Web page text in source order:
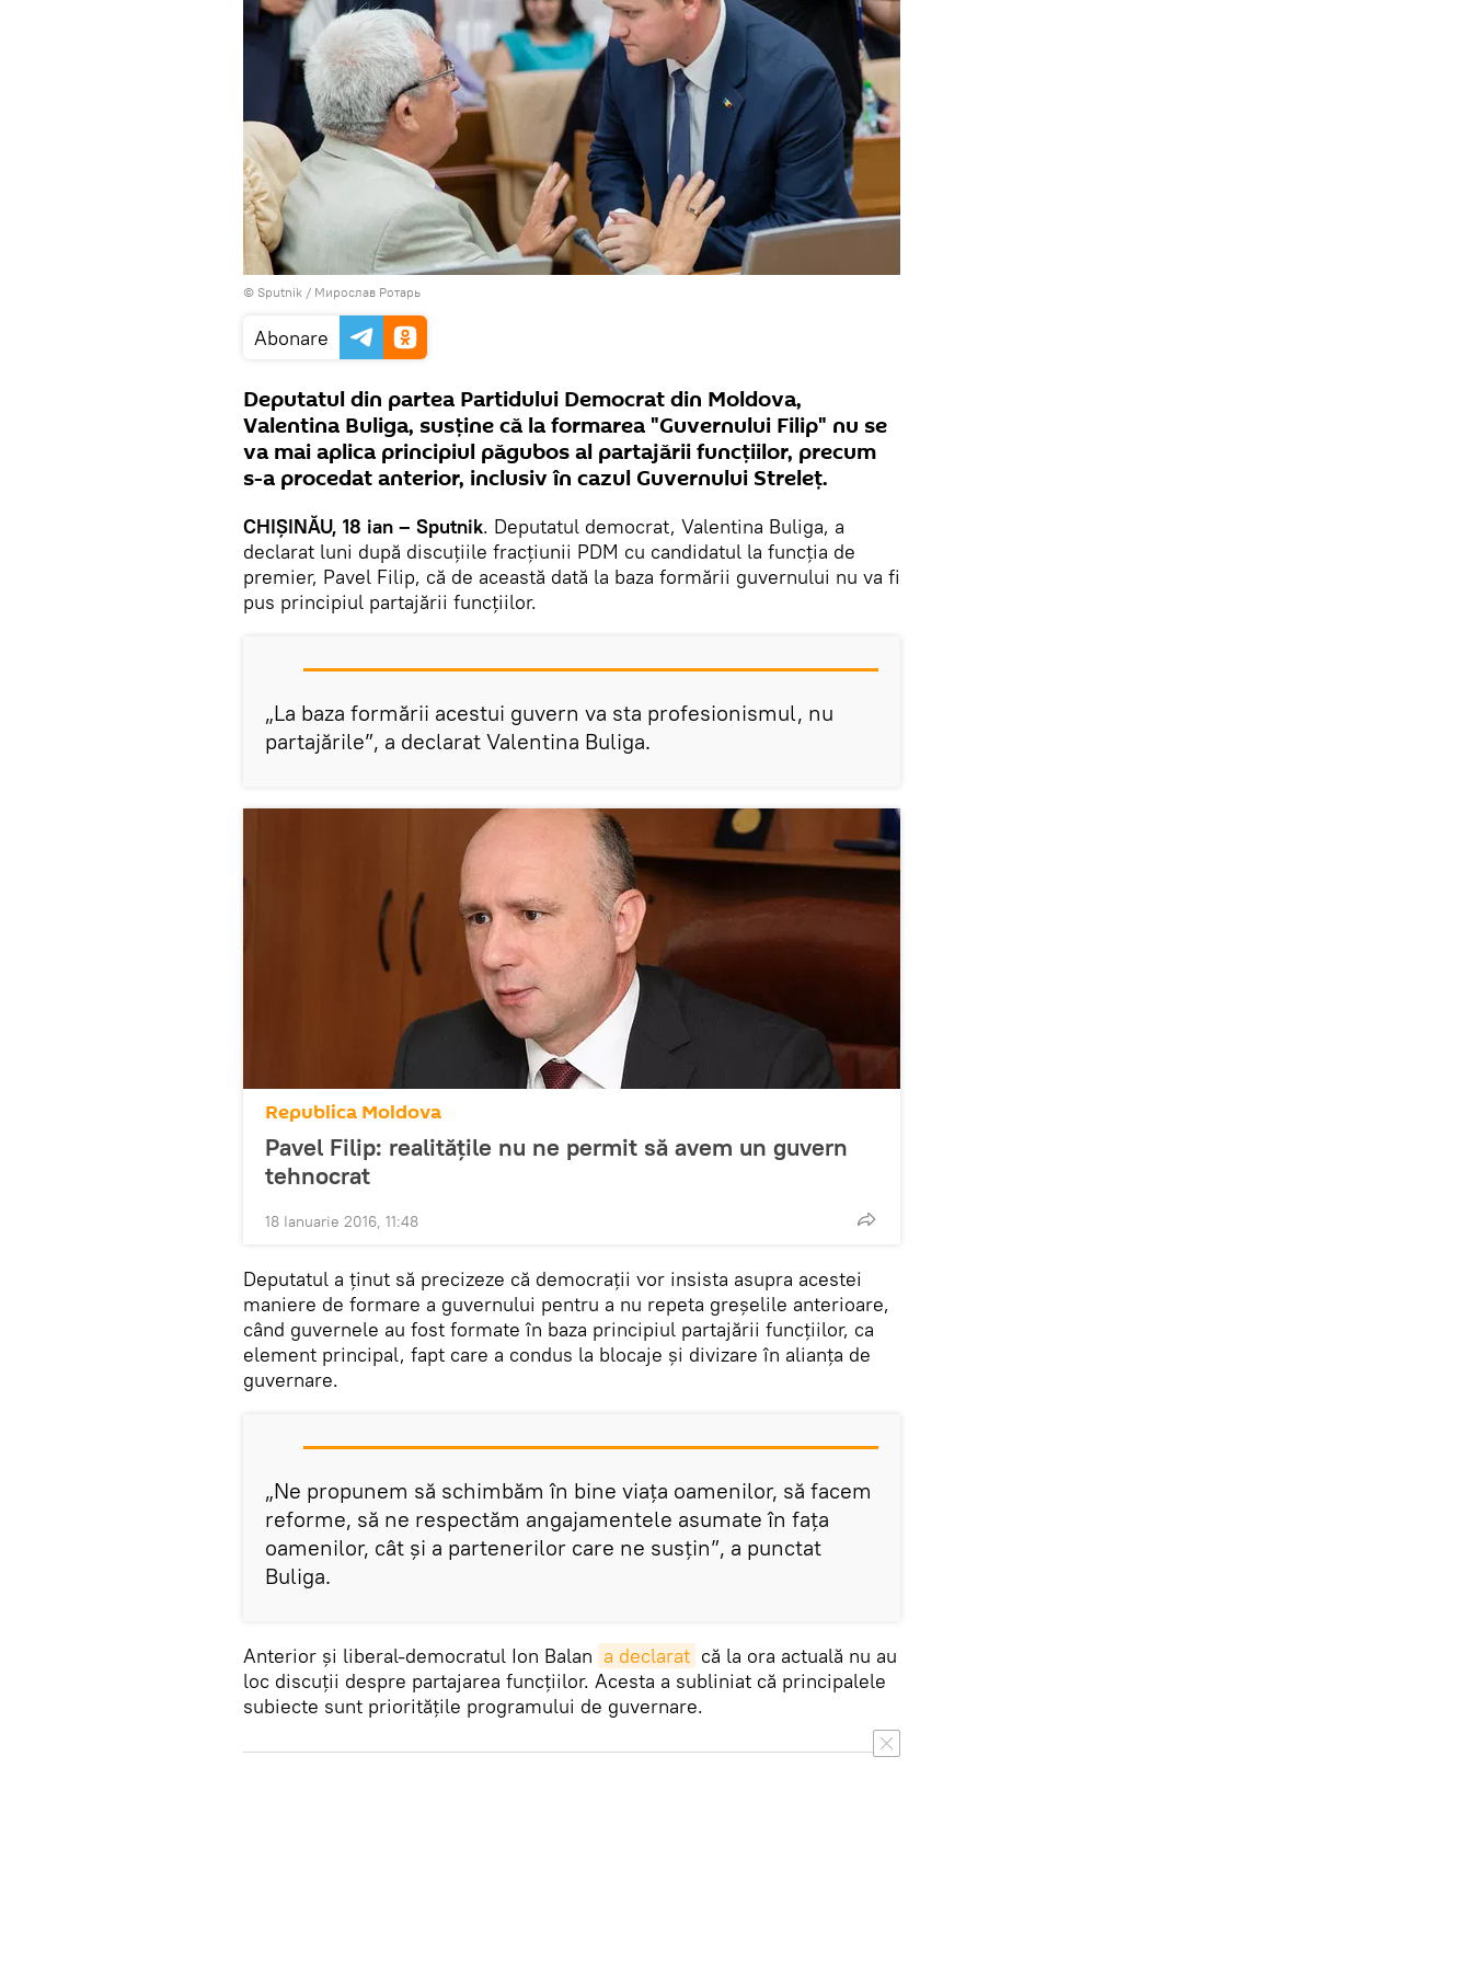
© Sputnik / Мирослав Ротарь
Abonare
Deputatul din partea Partidului Democrat din Moldova,
Valentina Buliga, susţine că la formarea "Guvernului Filip" nu se
va mai aplica principiul păgubos al partajării funcţiilor, precum
s-a procedat anterior, inclusiv în cazul Guvernului Streleţ.
CHIŞINĂU, 18 ian – Sputnik. Deputatul democrat, Valentina Buliga, a
declarat luni după discuţiile fracţiunii PDM cu candidatul la funcţia de
premier, Pavel Filip, că de această dată la baza formării guvernului nu va fi
pus principiul partajării funcţiilor.
„La baza formării acestui guvern va sta profesionismul, nu
partajările”, a declarat Valentina Buliga.
Republica Moldova
Pavel Filip: realităţile nu ne permit să avem un guvern
tehnocrat
18 Ianuarie 2016, 11:48
Deputatul a ţinut să precizeze că democraţii vor insista asupra acestei
maniere de formare a guvernului pentru a nu repeta greşelile anterioare,
când guvernele au fost formate în baza principiul partajării funcţiilor, ca
element principal, fapt care a condus la blocaje şi divizare în alianţa de
guvernare.
„Ne propunem să schimbăm în bine viaţa oamenilor, să facem
reforme, să ne respectăm angajamentele asumate în faţa
oamenilor, cât şi a partenerilor care ne susţin”, a punctat
Buliga.
Anterior şi liberal-democratul Ion Balan a declarat că la ora actuală nu au
loc discuţii despre partajarea funcţiilor. Acesta a subliniat că principalele
subiecte sunt priorităţile programului de guvernare.